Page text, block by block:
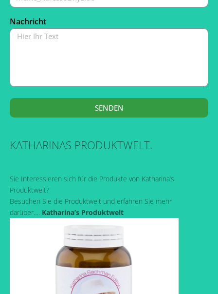
Nachricht
SENDEN
KATHARINAS PRODUKTWELT.
Sie Interessieren sich für die Produkte von Katharina’s
Produktwelt?
Besuchen Sie die Produktwelt und erfahren Sie mehr
darüber…. Katharina’s Produktwelt